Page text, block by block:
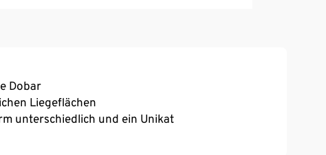
Dobar
Liegeflächen
unterschiedlich und ein Unikat